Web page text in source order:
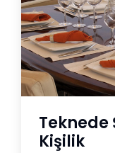
Teknede
Kişilik